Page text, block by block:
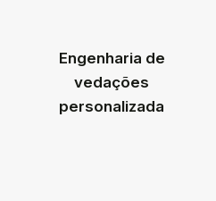
Engenharia de
vedações
personalizada